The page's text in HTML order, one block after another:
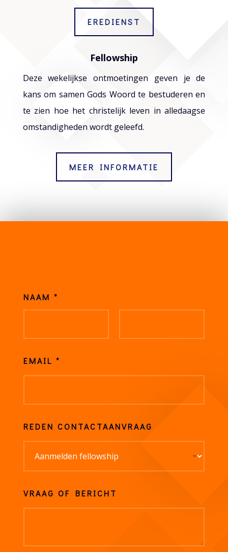
EREDIENST
Fellowship
Deze wekelijkse ontmoetingen geven je de
kans om samen Gods Woord te bestuderen en
te zien hoe het christelijk leven in alledaagse
omstandigheden wordt geleefd.
MEER INFORMATIE
NAAM *
EMAIL *
REDEN CONTACTAANVRAAG
VRAAG OF BERICHT